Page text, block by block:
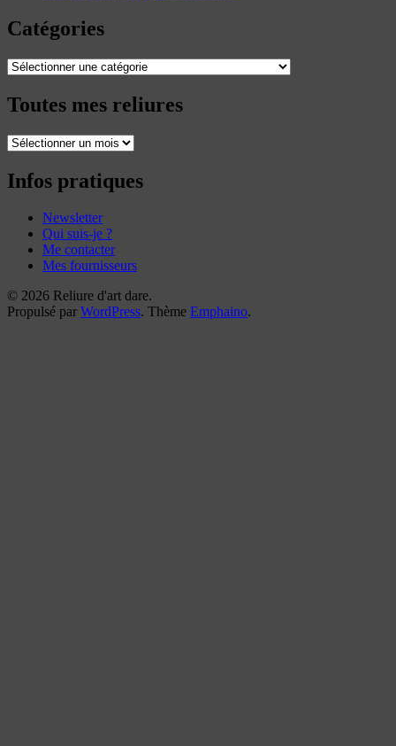
Catégories
Catégories
Toutes mes reliures
Toutes
reliures
Infos pratiques
Newsletter
Qui suis-je ?
Me contacter
Mes fournisseurs
© 2026 Reliure d'art dare.
Propulsé par WordPress. Thème Emphaino.